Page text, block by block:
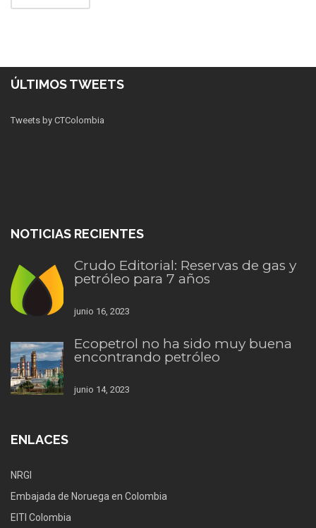
ÚLTIMOS TWEETS
Tweets by CTColombia
NOTICIAS RECIENTES
Crudo Editorial: Reservas de gas y
petróleo para 7 años
junio 16, 2023
Ecopetrol no ha sido muy buena
encontrando petróleo
junio 14, 2023
ENLACES
NRGI
Embajada de Noruega en Colombia
EITI Colombia